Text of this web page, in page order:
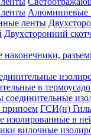
Алюминиевые
ленты
Двухсторонний
в
припоем ГСИ(н)
изолированные в
вилочные